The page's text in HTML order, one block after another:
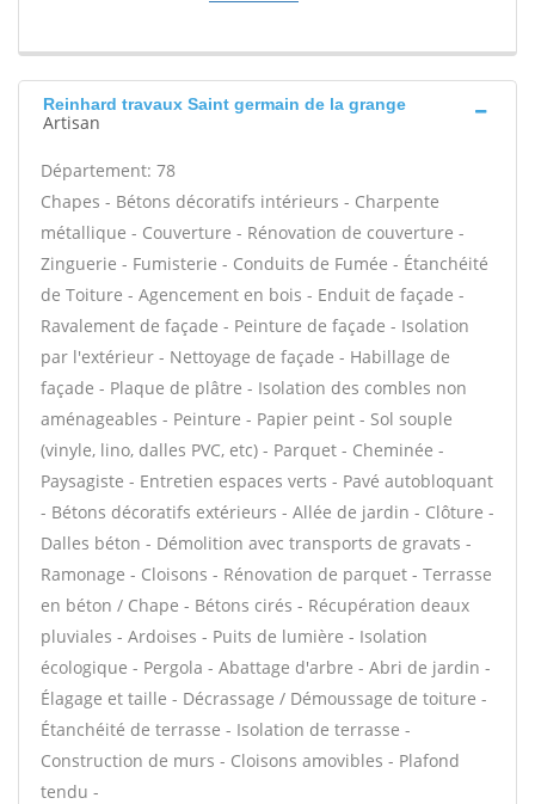
Reinhard travaux Saint germain de la grange
Artisan
Département: 78
Chapes - Bétons décoratifs intérieurs - Charpente
métallique - Couverture - Rénovation de couverture -
Zinguerie - Fumisterie - Conduits de Fumée - Étanchéité
de Toiture - Agencement en bois - Enduit de façade -
Ravalement de façade - Peinture de façade - Isolation
par l'extérieur - Nettoyage de façade - Habillage de
façade - Plaque de plâtre - Isolation des combles non
aménageables - Peinture - Papier peint - Sol souple
(vinyle, lino, dalles PVC, etc) - Parquet - Cheminée -
Paysagiste - Entretien espaces verts - Pavé autobloquant
- Bétons décoratifs extérieurs - Allée de jardin - Clôture -
Dalles béton - Démolition avec transports de gravats -
Ramonage - Cloisons - Rénovation de parquet - Terrasse
en béton / Chape - Bétons cirés - Récupération deaux
pluviales - Ardoises - Puits de lumière - Isolation
écologique - Pergola - Abattage d'arbre - Abri de jardin -
Élagage et taille - Décrassage / Démoussage de toiture -
Étanchéité de terrasse - Isolation de terrasse -
Construction de murs - Cloisons amovibles - Plafond
tendu -